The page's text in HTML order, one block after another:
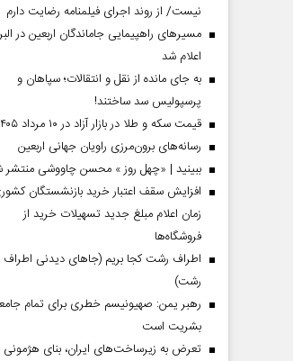
نیست/ از روند اجرای فیلمنامه رضایت دارم
مسیر‌های راهپیمایی جاماندگان اربعین در
اعلام شد
به جای مانده از نقل و انتقالات؛ سپاهان و
پرسپولیس سد ساختند!
قیمت سکه و طلا در بازار آزاد در ۱۰ مرداد ۱۴۰۵
رسانه‌های برون‌مرزی راویان جهانی اربعین
ببینید | «چهل روز » محسن چاووشی
افزایش سقف اعتبار خرید بازنشستگان
زمان اعلام مبلغ جدید تسهیلات خرید از
فروشگاه‌ها
اطراف رشت کجا بریم (جاهای دیدنی اطراف
رشت)
رهبر یمن: صهیونیسم خطری برای تمام
بشریت است
تعرض به زیرساخت‌های ایران، بنای هژمونی